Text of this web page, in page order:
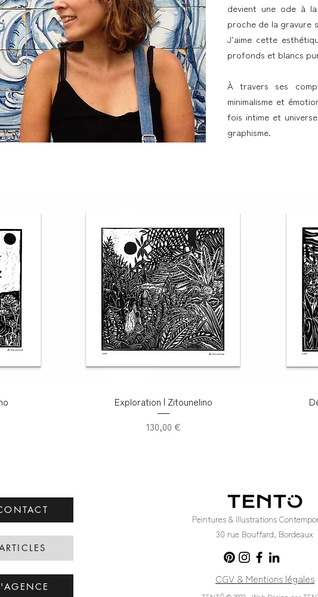
devient une ode à
proche de la gravure
J’aime cette
profonds et blancs
À travers ses
minimalisme et
fois intime et
graphisme.
Exploration | Zitounelino
Prix
130,00 €
Peintures & Illustrations
30 rue Bouffard, Bordeaux
CGV & Mentions légales